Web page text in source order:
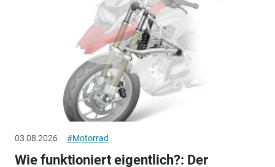
03.08.2026 #Motorrad
Wie funktioniert eigentlich?: Der